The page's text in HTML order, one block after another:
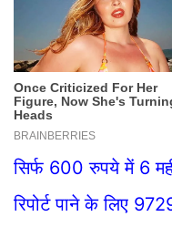
सिर्फ 600 रुपये में 6
रिपोर्ट पाने के लिए